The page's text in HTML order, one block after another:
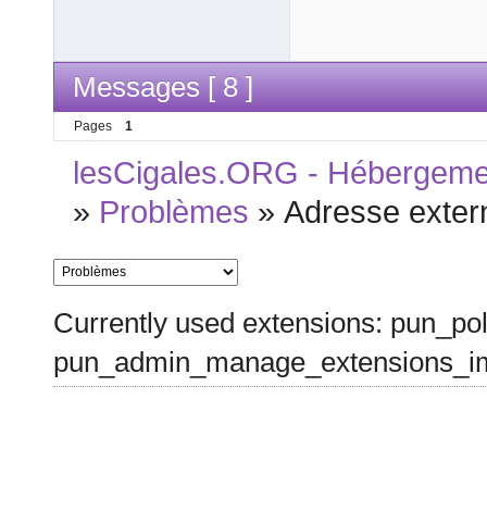
Messages [ 8 ]
Pages 1
lesCigales.ORG -
» Problèmes »Adresse
Currently used extensions: